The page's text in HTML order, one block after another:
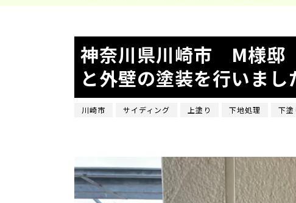
神奈川県川崎市 M様
と外壁の塗装を行いまし
川崎市 サイディング 上塗り 下地処理 下塗